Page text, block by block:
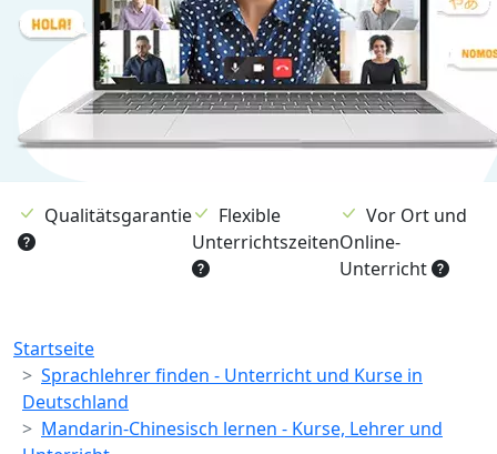
Qualitätsgarantie
Flexible
Unterrichtszeiten
Vor Ort und
Online-
Unterricht
Breadcrumb
Startseite
Sprachlehrer finden - Unterricht und Kurse in
Deutschland
Mandarin-Chinesisch lernen - Kurse, Lehrer und